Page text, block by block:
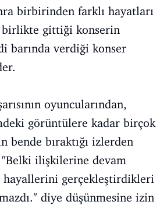
birbirinden farklı hayatları
gittiği konserin
barında verdiği konser
oyuncularından,
görüntülere kadar birçok
bende bıraktığı izlerden
ilişkilerine devam
gerçekleştirdikleri
diye düşünmesine izin